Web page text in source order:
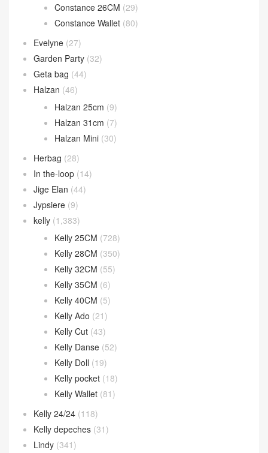
Constance 26CM (29)
Constance Wallet (80)
Evelyne (27)
Garden Party (32)
Geta bag (44)
Halzan (46)
Halzan 25cm (9)
Halzan 31cm (7)
Halzan Mini (30)
Herbag (28)
In the-loop (14)
Jige Elan (44)
Jypsiere (9)
kelly (1,383)
Kelly 25CM (728)
Kelly 28CM (350)
Kelly 32CM (55)
Kelly 35CM (6)
Kelly 40CM (5)
Kelly Ado (21)
Kelly Cut (43)
Kelly Danse (52)
Kelly Doll (19)
Kelly pocket (18)
Kelly Wallet (81)
Kelly 24/24 (118)
Kelly depeches (31)
Lindy (341)